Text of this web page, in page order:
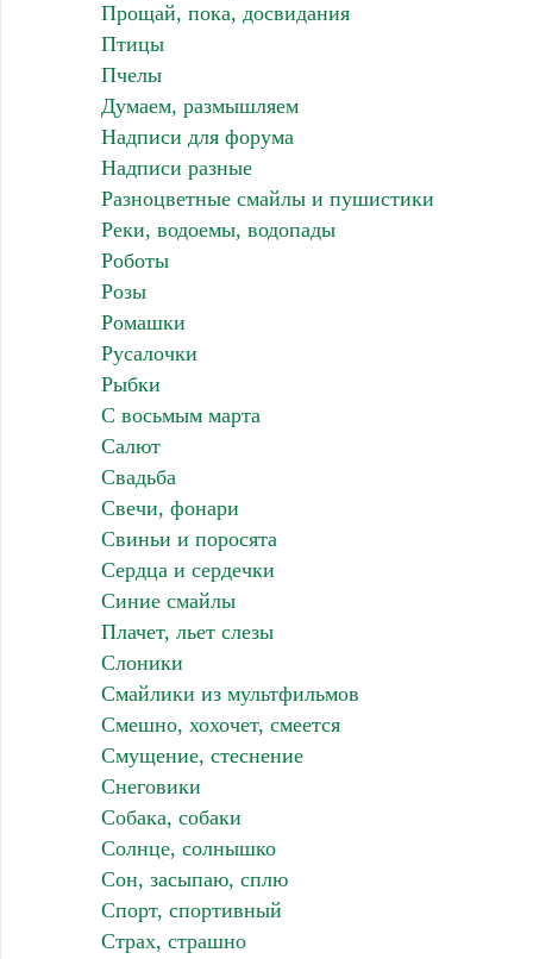
Прощай, пока, досвидания
Птицы
Пчелы
Думаем, размышляем
Надписи для форума
Надписи разные
Разноцветные смайлы и пушистики
Реки, водоемы, водопады
Роботы
Розы
Ромашки
Русалочки
Рыбки
С восьмым марта
Салют
Свадьба
Свечи, фонари
Свиньи и поросята
Сердца и сердечки
Синие смайлы
Плачет, льет слезы
Слоники
Смайлики из мультфильмов
Смешно, хохочет, смеется
Смущение, стеснение
Снеговики
Собака, собаки
Солнце, солнышко
Сон, засыпаю, сплю
Спорт, спортивный
Страх, страшно